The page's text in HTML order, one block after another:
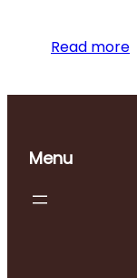
Read more
Menu